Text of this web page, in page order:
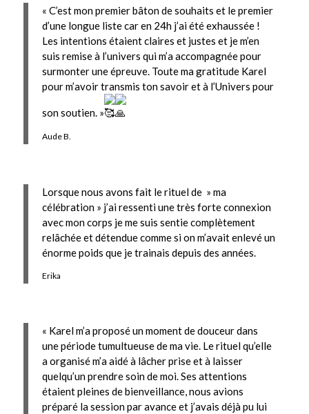
« C’est mon premier bâton de souhaits et le premier
d’une longue liste car en 24h j’ai été exhaussée !
Les intentions étaient claires et justes et je m’en
suis remise à l’univers qui m’a accompagnée pour
surmonter une épreuve. Toute ma gratitude Karel
pour m’avoir transmis ton savoir et à l’Univers pour
son soutien. »
Aude B.
Lorsque nous avons fait le rituel de » ma
célébration » j’ai ressenti une très forte connexion
avec mon corps je me suis sentie complètement
relâchée et détendue comme si on m’avait enlevé un
énorme poids que je trainais depuis des années.
Erika
« Karel m’a proposé un moment de douceur dans
une période tumultueuse de ma vie. Le rituel qu’elle
a organisé m’a aidé à lâcher prise et à laisser
quelqu’un prendre soin de moi. Ses attentions
étaient pleines de bienveillance, nous avions
préparé la session par avance et j’avais déjà pu lui